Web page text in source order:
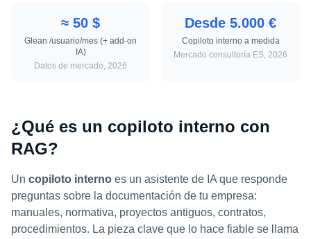
≈ 50 $
Glean /usuario/mes (+ add-on
IA)
Datos de mercado, 2026
Desde 5.000 €
Copiloto interno a medida
Mercado consultoría ES, 2026
¿Qué es un copiloto interno con
RAG?
Un copiloto interno es un asistente de IA que responde
preguntas sobre la documentación de tu empresa:
manuales, normativa, proyectos antiguos, contratos,
procedimientos. La pieza clave que lo hace fiable se llama